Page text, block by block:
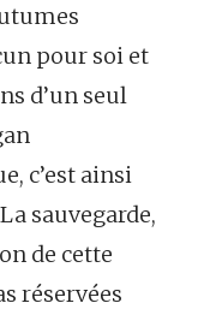
pour soi et
d’un seul
c’est ainsi
sauvegarde,
de cette
réservées